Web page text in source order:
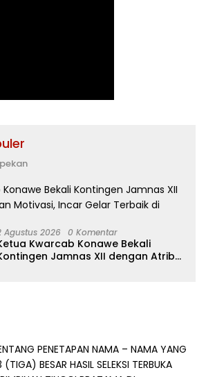
Agustus 2026 0 Komentar
Kwarcab Konawe Bekali
Jamnas XII dengan Atribut